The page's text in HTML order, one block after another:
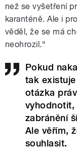
než se vyšetření
karanténě. Ale i
věděl, že se má
neohrozil.“
Pokud
tak
otázka
zabránění
Ale věřím,
souhlasit.